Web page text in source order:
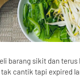
barang sikit dan
cantik tapi expired